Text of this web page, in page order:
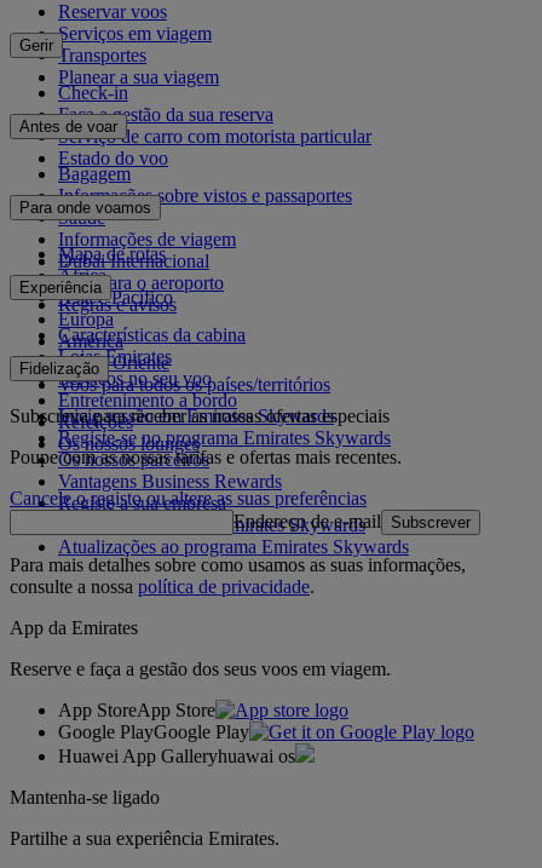
Reservar voos
Serviços em viagem
Transportes
Planear a sua viagem
Gerir
Check-in
Faça a gestão da sua reserva
Serviço de carro com motorista particular
Estado do voo
Antes de voar
Bagagem
Informações sobre vistos e passaportes
Saúde
Informações de viagem
Dubai Internacional
De e para o aeroporto
Regras e avisos
Para onde voamos
Mapa de rotas
África
Ásia e Pacífico
Europa
América
Médio Oriente
Voos para todos os países/territórios
Experiência
Características da cabina
Lojas Emirates
Serviços no seu voo
Entretenimento a bordo
Refeições
Os nossos lounges
Fidelização
Inicie sessão em Emirates Skywards
Registe-se no programa Emirates Skywards
Os nossos parceiros
Vantagens Business Rewards
Registe a sua empresa
Regras do programa Emirates Skywards
Atualizações ao programa Emirates Skywards
Subscreva para receber as nossas ofertas especiais
Poupe com as nossas tarifas e ofertas mais recentes.
Cancele o registo ou altere as suas preferências
Endereço de e-mail
Subscrever
Para mais detalhes sobre como usamos as suas informações,
consulte a nossa política de privacidade.
App da Emirates
Reserve e faça a gestão dos seus voos em viagem.
App StoreApp Store
Google PlayGoogle Play
Huawei App Galleryhuawai os
Mantenha-se ligado
Partilhe a sua experiência Emirates.